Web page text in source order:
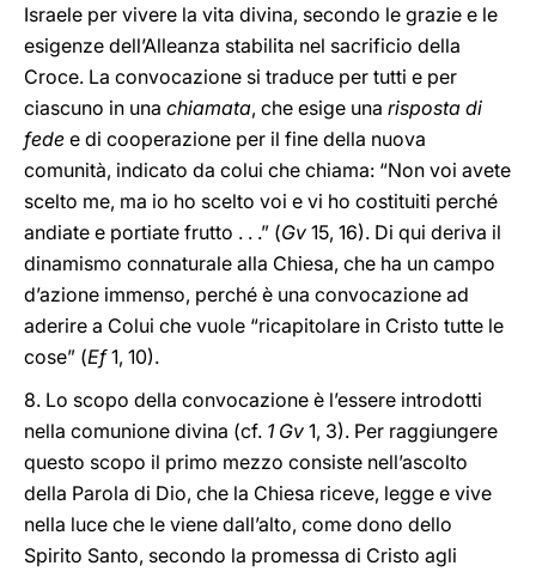
Israele per vivere la vita divina, secondo le grazie e le
esigenze dell’Alleanza stabilita nel sacrificio della
Croce. La convocazione si traduce per tutti e per
ciascuno in una chiamata, che esige una risposta di
fede e di cooperazione per il fine della nuova
comunità, indicato da colui che chiama: “Non voi avete
scelto me, ma io ho scelto voi e vi ho costituiti perché
andiate e portiate frutto . . .” (Gv 15, 16). Di qui deriva il
dinamismo connaturale alla Chiesa, che ha un campo
d’azione immenso, perché è una convocazione ad
aderire a Colui che vuole “ricapitolare in Cristo tutte le
cose” (Ef1, 10).
8. Lo scopo della convocazione è l’essere introdotti
nella comunione divina (cf. 1 Gv 1, 3). Per raggiungere
questo scopo il primo mezzo consiste nell’ascolto
della Parola di Dio, che la Chiesa riceve, legge e vive
nella luce che le viene dall’alto, come dono dello
Spirito Santo, secondo la promessa di Cristo agli